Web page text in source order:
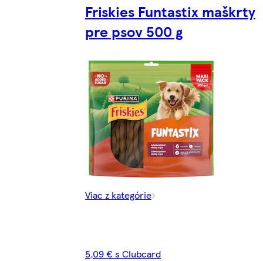
Friskies Funtastix maškrty
pre psov 500 g
Viac z kategórie
5,09 € s Clubcard